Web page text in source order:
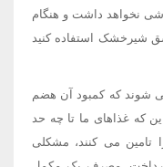
نخواهد داشت و هنگام
شیرخشک استفاده کنید
می شوند که کمبود آن هضم
که غذاهای ما تا چه حد
تامین می کنند، مشکلی